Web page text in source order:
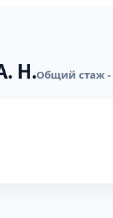
Н.Общий стаж -